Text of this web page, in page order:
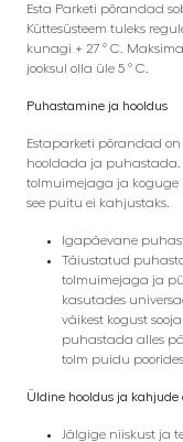
Esta Parketi põrandad
Küttesüsteem tuleks
kunagi + 27 ° C.
jooksul olla üle 5 ° C.
Puhastamine ja hooldus
Estaparketi põrandad
hooldada ja
tolmuimejaga ja koguge
see puitu ei kahjustaks.
Igapäevane
Täiustatud
tolmuimejaga ja
kasutades
väikest kogust
puhastada alles
tolm puidu
Üldine hooldus ja kahjude
Jälgige niiskust ja